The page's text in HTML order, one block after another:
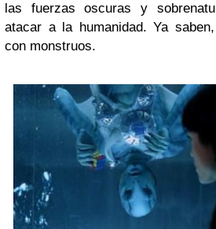
las fuerzas oscuras y
atacar a la humanidad. Ya
con monstruos.